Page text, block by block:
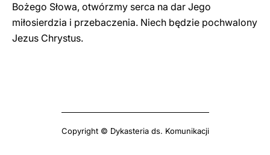
Bożego Słowa, otwórzmy serca na dar Jego
miłosierdzia i przebaczenia. Niech będzie pochwalony
Jezus Chrystus.
Copyright © Dykasteria ds. Komunikacji